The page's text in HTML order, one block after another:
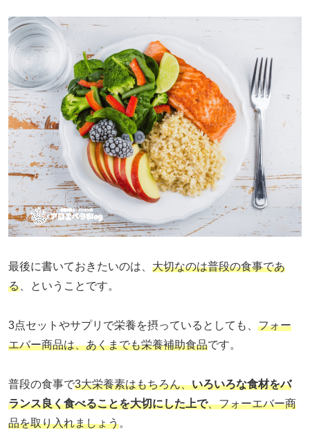
最後に書いておきたいのは、 大切なのは普段の食事であ
る 、ということです。
3点セットやサプリで栄養を摂っているとしても、 フォー
エバー商品は、あくまでも栄養補助食品です。
普段の食事で3大栄養素はもちろん、いろいろな食材をバ
ランス良く食べることを大切にした上で、フォーエバー商
品を取り入れましょう。